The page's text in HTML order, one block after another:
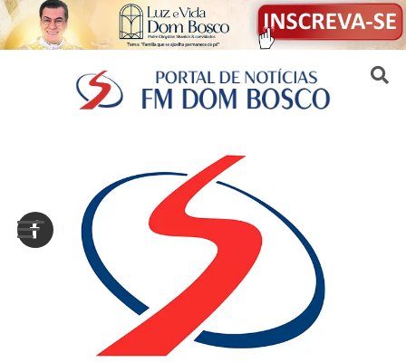
Sair da versão mobile